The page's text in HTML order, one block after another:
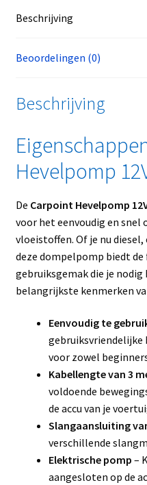
Beschrijving
Beoordelingen (0)
Beschrijving
Hevelpomp
De Carpoint Hevelpomp
voor het eenvoudig en snel
vloeistoffen. Of je nu
deze dompelpomp biedt
gebruiksgemak die je nodig
belangrijkste kenmerken
Eenvoudig te
gebruiksvriendelijke
voor zowel
Kabellengte van 3
voldoende
de accu van je
Slangaansluiting
verschillende
Elektrische pomp –
aangesloten op de